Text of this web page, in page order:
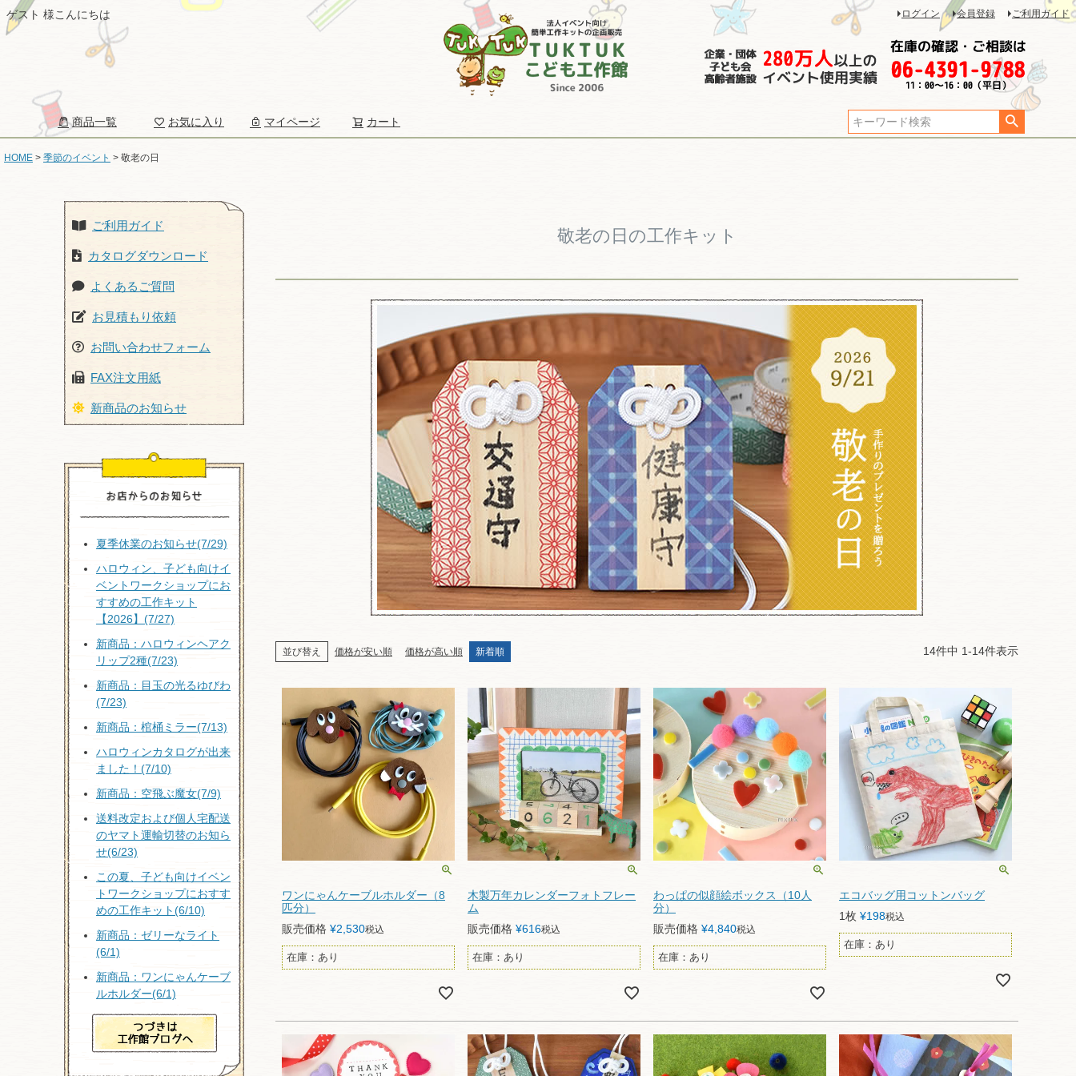
ゲスト 様こんにちは ログイン 会員登録 ご利用ガイド
商品一覧 お気に入り マイページ カート
HOME 季節のイベント 敬老の日
ご利用ガイド
カタログダウンロード
よくあるご質問
お見積もり依頼
お問い合わせフォーム
FAX注文用紙
新商品のお知らせ
夏季休業のお知らせ(7/29)
ハロウィン、子ども向けイ
ベントワークショップにお
すすめの工作キット
【2026】(7/27)
新商品：ハロウィンヘアク
リップ2種(7/23)
新商品：目玉の光るゆびわ
(7/23)
新商品：棺桶ミラー(7/13)
ハロウィンカタログが出来
ました！(7/10)
新商品：空飛ぶ魔女(7/9)
送料改定および個人宅配送
のヤマト運輸切替のお知ら
せ(6/23)
この夏、子ども向けイベン
トワークショップにおすす
めの工作キット(6/10)
新商品：ゼリーなライト
(6/1)
新商品：ワンにゃんケーブ
ルホルダー(6/1)
敬老の日の工作キット
並び替え 価格が安い順 価格が高い順 新着順 14件中 1-14件表示
ワンにゃんケーブルホルダー（8
匹分）
販売価格 ¥2,530税込
在庫：あり
木製万年カレンダーフォトフレー
ム
販売価格 ¥616税込
在庫：あり
わっぱの似顔絵ボックス（10人
分）
販売価格 ¥4,840税込
在庫：あり
エコバッグ用コットンバッグ
1枚 ¥198税込
在庫：あり